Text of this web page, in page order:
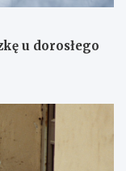
u dorosłego